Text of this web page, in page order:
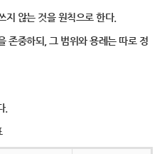
지 않는 것을 원칙으로 한다.
존중하되, 그 범위와 용례는 따로 정
.